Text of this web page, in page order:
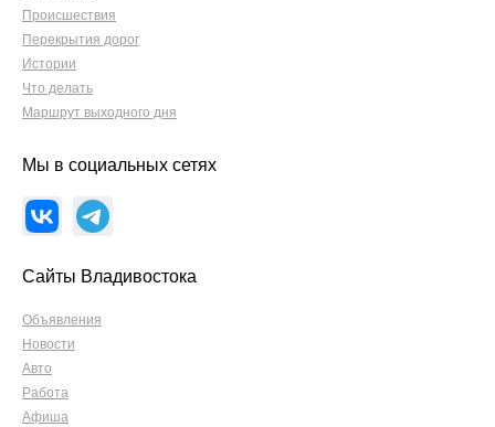
Происшествия
Перекрытия дорог
Истории
Что делать
Маршрут выходного дня
Мы в социальных сетях
Сайты Владивостока
Объявления
Новости
Авто
Работа
Афиша